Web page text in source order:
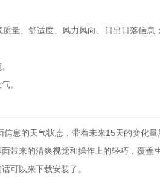
量、舒适度、风力风向、日出日落信息
。
息的天气状态，带着未来15天的变化
带来的清爽视觉和操作上的轻巧，覆盖
可以来下载安装了。